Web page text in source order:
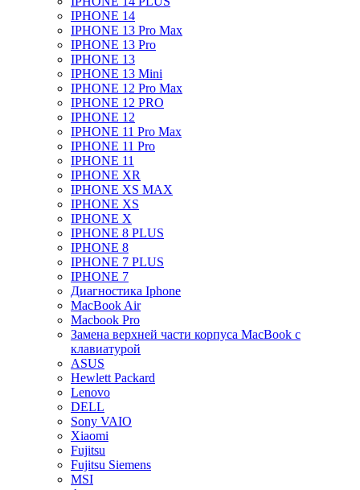
IPHONE 14
IPHONE 13 Pro Max
IPHONE 13 Pro
IPHONE 13
IPHONE 13 Mini
IPHONE 12 Pro Max
IPHONE 12 PRO
IPHONE 12
IPHONE 11 Pro Max
IPHONE 11 Pro
IPHONE 11
IPHONE XR
IPHONE XS MAX
IPHONE XS
IPHONE X
IPHONE 8 PLUS
IPHONE 8
IPHONE 7 PLUS
IPHONE 7
Диагностика Iphone
MacBook Air
Macbook Pro
Замена верхней части корпуса MacBook с
клавиатурой
ASUS
Hewlett Packard
Lenovo
DELL
Sony VAIO
Xiaomi
Fujitsu
Fujitsu Siemens
MSI